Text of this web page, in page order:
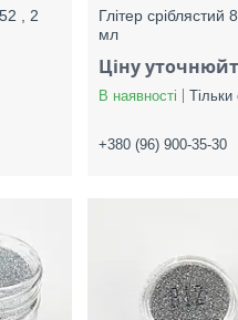
, 2
Глітер
мл
Ціну
В наявності Тільки
+380 (96) 900-35-30